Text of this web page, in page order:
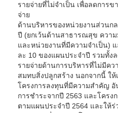
รายจ่ายที่ไม่จำเป็น เพื่อลดการ
จ่าย
ด้านบริหารของหน่วยงานส่วนก
ปี (ยกเว้นด้านสาธารณสุข ควา
และหน่วยงานที่มีความจำเป็น)
ละ 10 ของแผนประจำปี รวมทั้ง
รายจ่ายด้านการบริหารที่ไม่มีคว
สมทบสิ่งปลูกสร้าง นอกจากนี้ ใ
โครงการลงทุนที่มีความสำคัญ
การชำระจากปี 2563 และโครง
ตามแผนประจำปี 2564 และให้ร่